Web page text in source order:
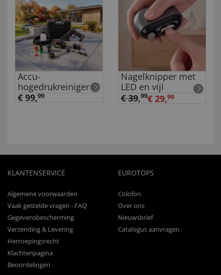
Accu-
hogedrukreiniger
€ 99,99
Nagelknipper met
LED en vijl
€ 39,99€ 29,99
KLANTENSERVICE
Algemene voorwaarden
Vaak gestelde vragen - FAQ
Gegevensbescherming
Verzending & Levering
Herroepingsrecht
Klachtenpagina
Beoordelingen
EUROTOPS
Colofon
Over ons
Nieuwsbrief
Catalogus aanvragen